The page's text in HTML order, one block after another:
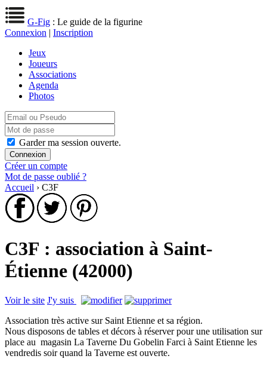
G-Fig : Le guide de la figurine
Connexion | Inscription
Jeux
Joueurs
Associations
Agenda
Photos
Garder ma session ouverte.
Créer un compte
Mot de passe oublié ?
Accueil › C3F
C3F : association à Saint-
Étienne (42000)
Voir le site J'y suis
Association très active sur Saint Etienne et sa région.
Nous disposons de tables et décors à réserver pour une utilisation sur
place au magasin La Taverne Du Gobelin Farci à Saint Etienne les
vendredis soir quand la Taverne est ouverte.